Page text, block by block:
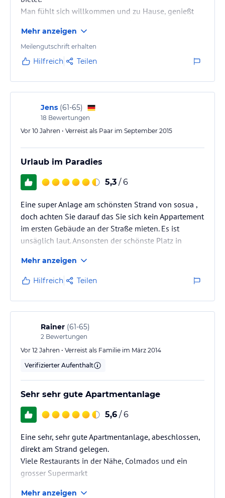
Man fühlt sich willkommen und zu Hause, genießt
ausreichend Platz.
Mehr anzeigen
Meilengutschrift erhalten
Hilfreich Teilen
Jens (61-65)
18 Bewertungen
Vor 10 Jahren • Verreist als Paar im September 2015
Urlaub im Paradies
5,3 / 6
Eine super Anlage am schönsten Strand von sosua ,
doch achten Sie darauf das Sie sich kein Appartement
im ersten Gebäude an der Straße mieten. Es ist
unsäglich laut. Ansonsten der schönste Platz in
Mehr anzeigen
Hilfreich Teilen
Rainer (61-65)
2 Bewertungen
Vor 12 Jahren • Verreist als Familie im März 2014
Verifizierter Aufenthalt
Sehr sehr gute Apartmentanlage
5,6 / 6
Eine sehr, sehr gute Apartmentanlage, abeschlossen,
direkt am Strand gelegen.
Viele Restaurants in der Nähe, Colmados und ein
grosser Supermarkt
Mehr anzeigen